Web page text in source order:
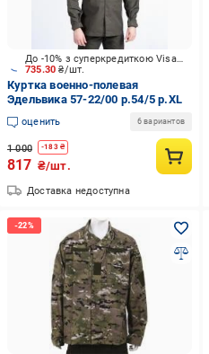
735.30₴/шт.
До -10% з суперкредиткою Visa Вигода
Куртка военно-полевая
Эдельвика 57-22/00 р.54/5 р.XL
оценить 6 вариантов
1 000 -183₴
817 ₴/шт.
Доставка недоступна